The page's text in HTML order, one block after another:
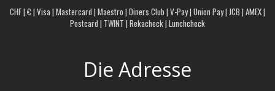
CHF | € | Visa | Mastercard | Maestro | Diners Club | V-Pay | Union Pay | JCB | AMEX |
Postcard | TWINT | Rekacheck | Lunchcheck
Die Adresse